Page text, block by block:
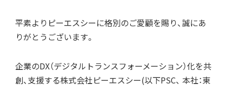
平素よりピーエスシーに格別のご愛顧を賜り、誠にあ
りがとうございます。
企業のDX（デジタルトランスフォーメーション）化を共
創、支援する株式会社ピーエスシー(以下PSC、 本社：東